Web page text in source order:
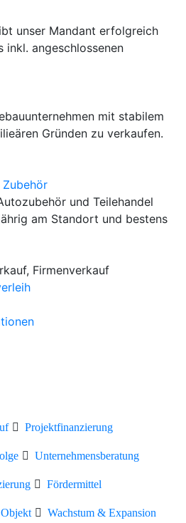
unser Mandant erfolgreich
inkl. angeschlossenen
mit stabilem
Gründen zu verkaufen.
Zubehör
und Teilehandel
am Standort und bestens
Firmenverkauf
Projektfinanzierung
Unternehmensberatung
Fördermittel
Wachstum & Expansion